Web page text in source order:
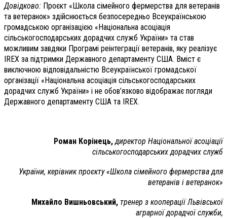
Довідково: Проєкт «Школа сімейного фермерства для ветеранів
та ветеранок» здійснюється безпосередньо Всеукраїнською
громадською організацією «Національна асоціація
сільськогосподарських дорадчих служб України» та став
можливим завдяки Програмі реінтеграції ветеранів, яку реалізує
IREX за підтримки Державного департаменту США. Вміст є
виключною відповідальністю Всеукраїнської громадської
організації «Національна асоціація сільськогосподарських
дорадчих служб України» і не обов’язково відображає погляди
Державного департаменту США та IREX.
Роман Корінець,директор Національної асоціації
сільськогосподарських дорадчих служб
України, керівник проєкту «Школа сімейного фермерства для
ветеранів і ветеранок»
Михайло Вишньовський, тренер з кооперації Львівської
аграрної дорадчої служби,